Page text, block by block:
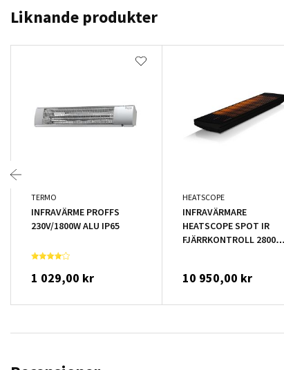
Liknande produkter
TERMO
INFRAVÄRME PROFFS
230V/1800W ALU IP65
1 029,00 kr
HEATSCOPE
INFRAVÄRMARE
HEATSCOPE SPOT IR
FJÄRRKONTROLL 2800W
10 950,00 kr